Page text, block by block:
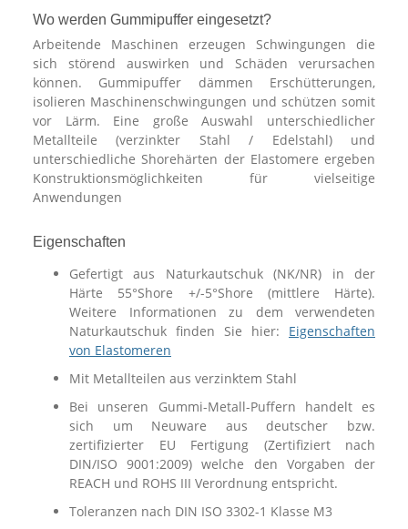
Wo werden Gummipuffer eingesetzt?
Arbeitende Maschinen erzeugen Schwingungen die
sich störend auswirken und Schäden verursachen
können. Gummipuffer dämmen Erschütterungen,
isolieren Maschinenschwingungen und schützen somit
vor Lärm. Eine große Auswahl unterschiedlicher
Metallteile (verzinkter Stahl / Edelstahl) und
unterschiedliche Shorehärten der Elastomere ergeben
Konstruktionsmöglichkeiten für vielseitige
Anwendungen
Eigenschaften
Gefertigt aus Naturkautschuk (NK/NR) in der
Härte 55°Shore +/-5°Shore (mittlere Härte).
Weitere Informationen zu dem verwendeten
Naturkautschuk finden Sie hier: Eigenschaften
von Elastomeren
Mit Metallteilen aus verzinktem Stahl
Bei unseren Gummi-Metall-Puffern handelt es
sich um Neuware aus deutscher bzw.
zertifizierter EU Fertigung (Zertifiziert nach
DIN/ISO 9001:2009) welche den Vorgaben der
REACH und ROHS III Verordnung entspricht.
Toleranzen nach DIN ISO 3302-1 Klasse M3